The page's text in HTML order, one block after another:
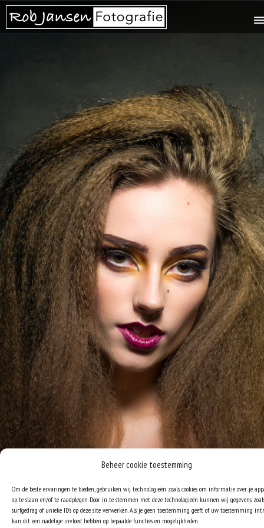
Beheer cookie toestemming
Om de beste ervaringen te bieden, gebruiken wij technologieën zoals cookies om informatie over je
op te slaan en/of te raadplegen. Door in te stemmen met deze technologieën kunnen wij gegevens
surfgedrag of unieke ID's op deze site verwerken. Als je geen toestemming geeft of uw toestemming
kan dit een nadelige invloed hebben op bepaalde functies en mogelijkheden.